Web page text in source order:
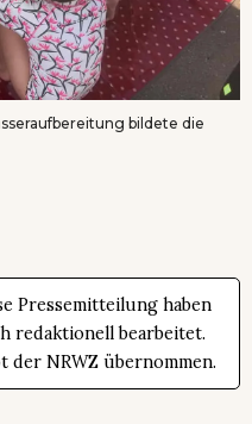
bildete die
Pressemitteilung haben
redaktionell bearbeitet.
der NRWZ übernommen.